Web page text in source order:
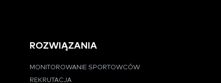
ROZWIĄZANIA
MONITOROWANIE SPORTOWCÓW
REKRUTACJA